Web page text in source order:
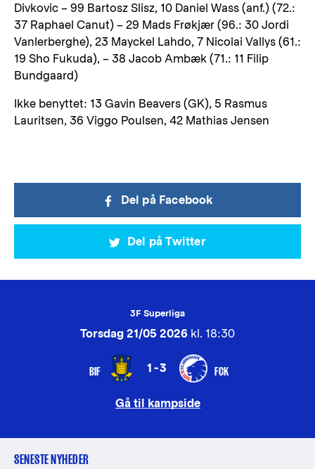
Divkovic – 99 Bartosz Slisz, 10 Daniel Wass (anf.) (72.:
37 Raphael Canut) – 29 Mads Frøkjær (96.: 30 Jordi
Vanlerberghe), 23 Mayckel Lahdo, 7 Nicolai Vallys (61.:
19 Sho Fukuda), – 38 Jacob Ambæk (71.: 11 Filip
Bundgaard)
Ikke benyttet: 13 Gavin Beavers (GK), 5 Rasmus
Lauritsen, 36 Viggo Poulsen, 42 Mathias Jensen
Del på Facebook
Del på Twitter
3F Superliga
Torsdag 21/05 2026 kl. 18:30
BIF 1-3 FCK
Gå til kampside
SENESTE NYHEDER